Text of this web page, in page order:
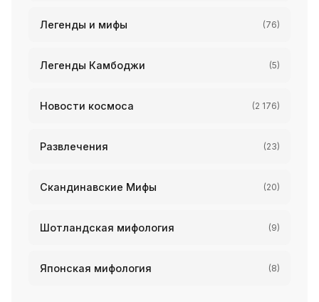
Легенды и мифы (76)
Легенды Камбоджи (5)
Новости космоса (2 176)
Развлечения (23)
Скандинавские Мифы (20)
Шотландская мифология (9)
Японская мифология (8)